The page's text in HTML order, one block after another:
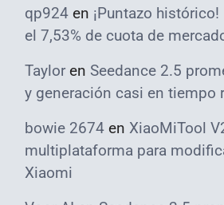
qp924 en ¡Puntazo
el 7,53% de cuota de
Taylor en Seedance 2.5
y generación casi en tiempo
bowie 2674 en XiaoMiTool
multiplataforma para
Xiaomi